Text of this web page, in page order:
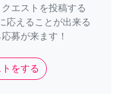
エストを投稿する
応えることが出来る
募が来ます！
をする